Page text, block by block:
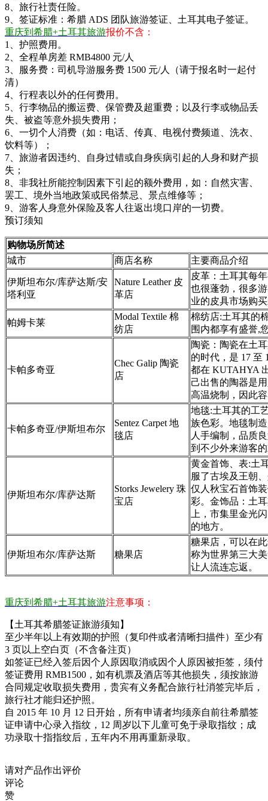
8、旅行社责任险。
9、签证标准：希腊 ADS 团队旅游签证、土耳其电子签证。
重庆到希腊+土耳其旅游报价不含：
1、护照费用。
2、全程单房差 RMB4800 元/人
3、服务费：司机导游服务费 1500 元/人（请于报名时一起付
清）
4、行程表以外的任何费用。
5、行李物品的搬运费、保管费及超重费；以及行李或物品丢
失、被盗等意外损失费用；
6、一切个人消费（如：电话、传真、电视付费频道、洗衣、
饮料等）；
7、旅游者因违约、自身过错或自身疾病引起的人身和财产损
失；
8、非我社所能控制因素下引起的额外费用，如：自然灾害、
罢工、境外当地政策或民俗禁忌、景点维修等；
9、游客人身意外保险及客人往返出境口岸的一切费。
预订须知
购物场所简述
城市
商店名称 主要商品介绍
伊斯坦布尔/库萨达斯/安
塔利亚
Nature Leather 皮
革店
皮革：土耳其每
也很蓬勃，很多
业的皮具市场购
帕姆卡莱
Modal Textile 棉
纺店
棉纺店:土耳其的
围内都享有盛誉,
卡帕多奇亚
Chec Galip 陶瓷
店
陶瓷：陶瓷在土
的时代，是 17 至
都在 KUTAHYA
己出售的陶器是
高温烧制，因此
卡帕多奇亚/伊斯坦布尔
Sentez Carpet 地
毯店
地毯:土耳其的工
族色彩。地毯制
人手编制，品质
到不少外来游客
伊斯坦布尔/库萨达斯
Storks Jewelery 珠
宝店
黄金首饰、表:土
服了古埃及王朝
仅人秋宝石首饰
彩。金饰品：土
上，市集里金光
的地方。
伊斯坦布尔/库萨达斯 糖果店
糖果店，可以在
称为世界第三大
让人流连忘返。
重庆到希腊+土耳其旅游注意事项：
【土耳其希腊签证旅游须知】
至少半年以上有效期的护照（复印件或者清晰扫描件）至少有
3 页以上空白页（不含备注页）
如签证已经入签后因个人原因取消或因个人原因被拒签，须付
签证费用 RMB1500，如有机票及酒店等其他损失，须按旅游
合同规定收取损失费用，贵宾有义务配合旅行社消签完毕后，
旅行社才能归还护照。
自 2015 年 10 月 12 日开始，所有申请者均须亲自前往希腊签
证申请中心录入指纹，12 周岁以下儿童可免于录取指纹；成
功录取十指指纹后，五年内不用再重新录取。
请对产品作出评价
评论
赞